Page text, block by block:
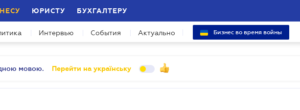
ЮРИСТУ БУХГАЛТЕРУ
Интервью События Актуально Бизнес во время войны
мовою. Перейти на українську